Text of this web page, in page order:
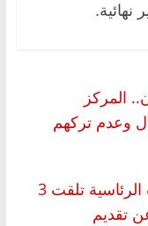
نهائية.
المركز
وعدم تركهم
الصحفيين: غرفة عمليات الانتخابات الرئاسية تلقت 3
تقديم